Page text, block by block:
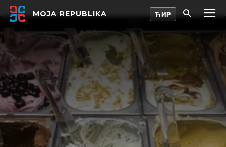
MOJA REPUBLIKA